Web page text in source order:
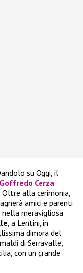
su Oggi, il
Goffredo Cerza
alla cerimonia,
amici e parenti
meravigliosa
, a Lentini, in
dimora del
di Serravalle,
con un grande